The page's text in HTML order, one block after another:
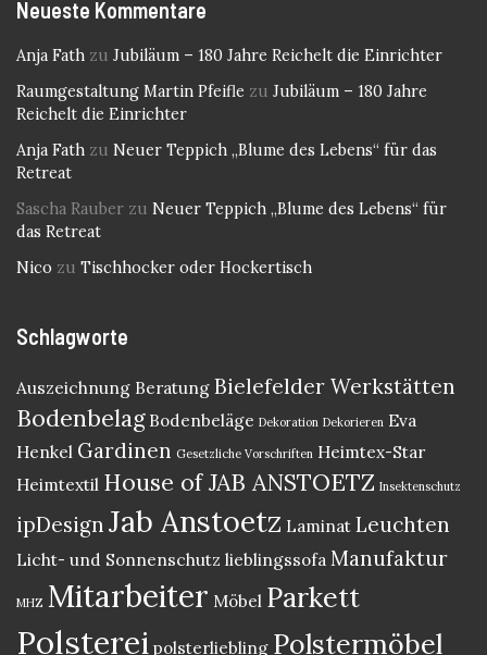
Neueste Kommentare
Anja Fath zu Jubiläum – 180 Jahre Reichelt die Einrichter
Raumgestaltung Martin Pfeifle zu Jubiläum – 180 Jahre
Reichelt die Einrichter
Anja Fath zu Neuer Teppich „Blume des Lebens“ für das
Retreat
Sascha Rauber zu Neuer Teppich „Blume des Lebens“ für
das Retreat
Nico zu Tischhocker oder Hockertisch
Schlagworte
Auszeichnung Beratung Bielefelder Werkstätten
Bodenbelag Bodenbeläge Dekoration Dekorieren Eva
Henkel Gardinen Gesetzliche Vorschriften Heimtex-Star
Heimtextil House of JAB ANSTOETZ Insektenschutz
ipDesign Jab Anstoetz Laminat Leuchten
Licht- und Sonnenschutz lieblingssofa Manufaktur
MHZ Mitarbeiter Möbel Parkett
Polsterei polsterliebling Polstermöbel